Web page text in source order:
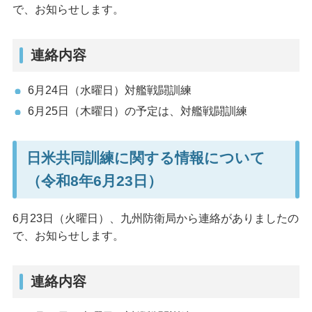
で、お知らせします。
連絡内容
6月24日（水曜日）対艦戦闘訓練
6月25日（木曜日）の予定は、対艦戦闘訓練
日米共同訓練に関する情報について
（令和8年6月23日）
6月23日（火曜日）、九州防衛局から連絡がありましたの
で、お知らせします。
連絡内容